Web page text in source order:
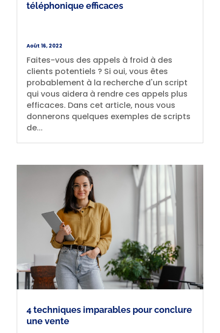
téléphonique efficaces
Août 16, 2022
Faites-vous des appels à froid à des
clients potentiels ? Si oui, vous êtes
probablement à la recherche d'un script
qui vous aidera à rendre ces appels plus
efficaces. Dans cet article, nous vous
donnerons quelques exemples de scripts
de...
4 techniques imparables pour conclure
une vente